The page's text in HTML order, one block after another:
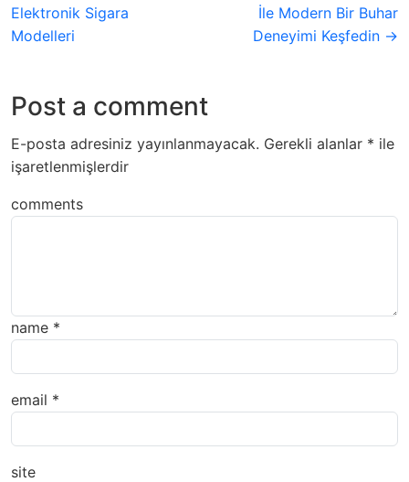
Elektronik Sigara
Modelleri
İle Modern Bir Buhar
Deneyimi Keşfedin →
Post a comment
E-posta adresiniz yayınlanmayacak. Gerekli alanlar * ile
işaretlenmişlerdir
comments
name *
email *
site